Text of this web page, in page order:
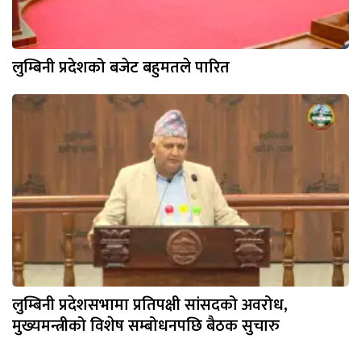
लुम्बिनी प्रदेशको बजेट बहुमतले पारित
लुम्बिनी प्रदेशसभामा प्रतिपक्षी सांसदको अवरोध,
मुख्यमन्त्रीको विशेष सम्बोधनपछि बैठक सुचारु